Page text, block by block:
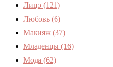
Лицо (121)
Любовь (6)
Макияж (37)
Младенцы (16)
Мода (62)